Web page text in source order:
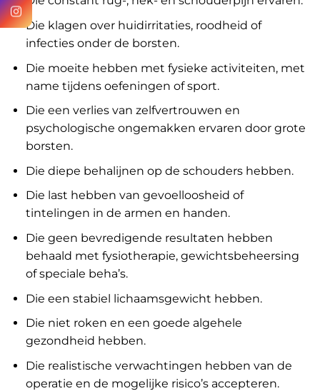
Die klagen over huidirritaties, roodheid of
infecties onder de borsten.
Die moeite hebben met fysieke activiteiten, met
name tijdens oefeningen of sport.
Die een verlies van zelfvertrouwen en
psychologische ongemakken ervaren door grote
borsten.
Die diepe behalijnen op de schouders hebben.
Die last hebben van gevoelloosheid of
tintelingen in de armen en handen.
Die geen bevredigende resultaten hebben
behaald met fysiotherapie, gewichtsbeheersing
of speciale beha’s.
Die een stabiel lichaamsgewicht hebben.
Die niet roken en een goede algehele
gezondheid hebben.
Die realistische verwachtingen hebben van de
operatie en de mogelijke risico’s accepteren.